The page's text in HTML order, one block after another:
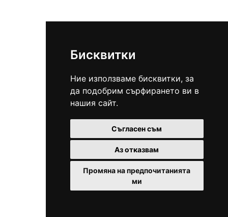
Бисквитки
Ние използваме бисквитки, за
да подобрим сърфирането ви в
нашия сайт.
Съгласен съм
Аз отказвам
Промяна на предпочитанията
ми